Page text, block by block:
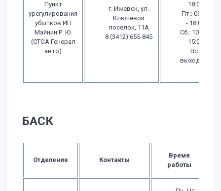
Пункт
урегулирования
убытков ИП
Майнин Р. Ю.
(СТОА Генерал
авто)
г. Ижевск, ул.
Ключевой
поселок, 11А
8 (3412) 655-845
18:00
Пт.: 09:00
- 18:00
Сб.: 10:00 -
15:00
Вс.:
выходной
БАСК
Отделение Контакты
Время
работы